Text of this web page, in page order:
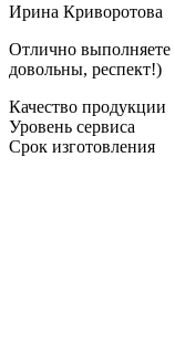
Ирина Криворотова
Отлично выполняете
довольны, респект!)
Качество продукции
Уровень сервиса
Срок изготовления